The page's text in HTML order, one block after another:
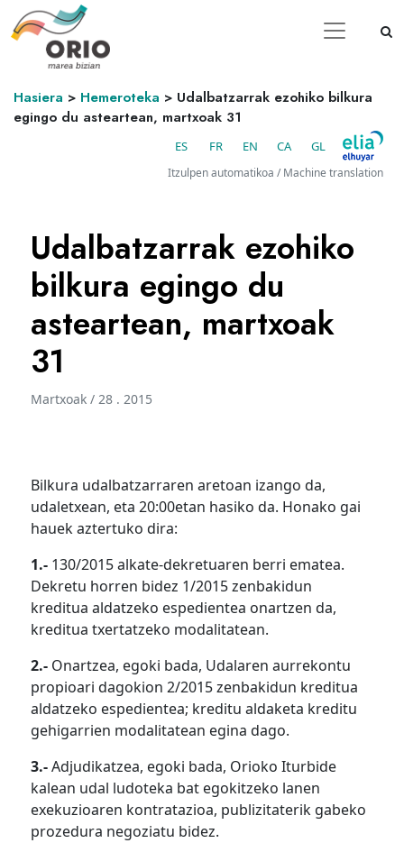
Hasiera > Hemeroteka > Udalbatzarrak ezohiko bilkura
egingo du asteartean, martxoak 31
ES FR EN CA GL
Itzulpen automatikoa / Machine translation
Udalbatzarrak ezohiko
bilkura egingo du
asteartean, martxoak
31
Martxoak / 28 . 2015
Bilkura udalbatzarraren aretoan izango da,
udaletxean, eta 20:00etan hasiko da. Honako gai
hauek aztertuko dira:
1.- 130/2015 alkate-dekretuaren berri ematea.
Dekretu horren bidez 1/2015 zenbakidun
kreditua aldatzeko espedientea onartzen da,
kreditua txertatzeko modalitatean.
2.- Onartzea, egoki bada, Udalaren aurrekontu
propioari dagokion 2/2015 zenbakidun kreditua
aldatzeko espedientea; kreditu aldaketa kreditu
gehigarrien modalitatean egina dago.
3.-Adjudikatzea, egoki bada, Orioko Iturbide
kalean udal ludoteka bat egokitzeko lanen
exekuzioaren kontratazioa, publizitaterik gabeko
prozedura negoziatu bidez.